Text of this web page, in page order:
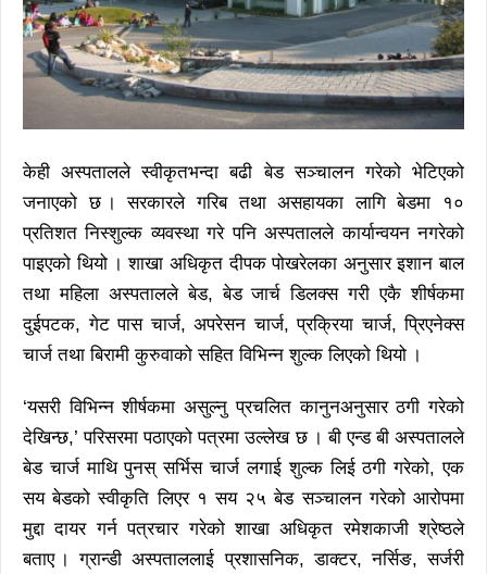
केही अस्पतालले स्वीकृतभन्दा बढी बेड सञ्चालन गरेको भेटिएको
जनाएको छ । सरकारले गरिब तथा असहायका लागि बेडमा १०
प्रतिशत निस्शुल्क व्यवस्था गरे पनि अस्पतालले कार्यान्वयन नगरेको
पाइएको थियो । शाखा अधिकृत दीपक पोखरेलका अनुसार इशान बाल
तथा महिला अस्पतालले बेड, बेड जार्च डिलक्स गरी एकै शीर्षकमा
दुईपटक, गेट पास चार्ज, अपरेसन चार्ज, प्रक्रिया चार्ज, प्रिएनेक्स
चार्ज तथा बिरामी कुरुवाको सहित विभिन्न शुल्क लिएको थियो ।
‘यसरी विभिन्न शीर्षकमा असुल्नु प्रचलित कानुनअनुसार ठगी गरेको
देखिन्छ,’ परिसरमा पठाएको पत्रमा उल्लेख छ । बी एन्ड बी अस्पतालले
बेड चार्ज माथि पुनस् सर्भिस चार्ज लगाई शुल्क लिई ठगी गरेको, एक
सय बेडको स्वीकृति लिएर १ सय २५ बेड सञ्चालन गरेको आरोपमा
मुद्दा दायर गर्न पत्रचार गरेको शाखा अधिकृत रमेशकाजी श्रेष्ठले
बताए । ग्रान्डी अस्पताललाई प्रशासनिक, डाक्टर, नर्सिङ, सर्जरी